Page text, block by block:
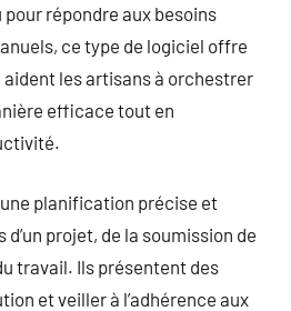
répondre aux besoins
ce type de logiciel offre
les artisans à orchestrer
efficace tout en
planification précise et
projet, de la soumission de
travail. Ils présentent des
et veiller à l’adhérence aux